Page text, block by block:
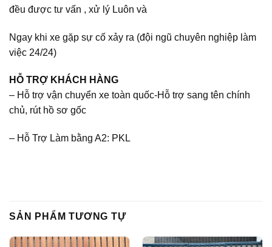
đều được tư vấn , xử lý Luôn và
Ngay khi xe gặp sự cố xảy ra (đội ngũ chuyên nghiệp làm
việc 24/24)
HỖ TRỢ KHÁCH HÀNG
– Hỗ trợ vận chuyển xe toàn quốc-Hỗ trợ sang tên chính
chủ, rút hồ sơ gốc
– Hỗ Trợ Làm bằng A2: PKL
SẢN PHẨM TƯƠNG TỰ